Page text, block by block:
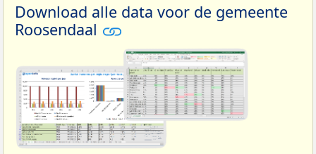
Download alle data voor de gemeente
Roosendaal